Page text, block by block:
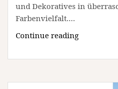
und Dekoratives in
Farbenvielfalt.…
Continue reading26.
in
Bevensen